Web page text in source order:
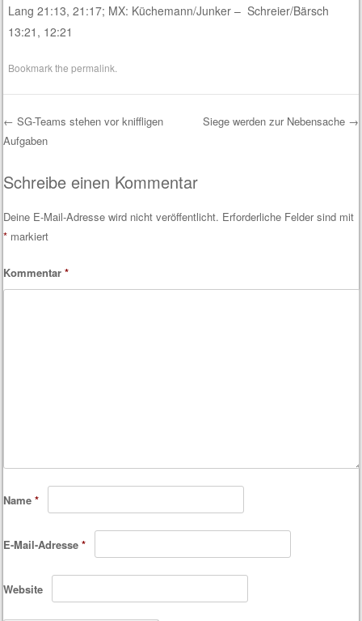
Lang 21:13, 21:17; MX: Küchemann/Junker – Schreier/Bärsch
13:21, 12:21
Bookmark thepermalink
Post navigation
← SG-Teams stehen vor kniffligen
Aufgaben
Siege werden zur Nebensache →
Schreibe einen Kommentar
Deine E-Mail-Adresse wird nicht veröffentlicht. Erforderliche Felder sind mit
* markiert
Kommentar*
Name*
E-Mail-Adresse*
Website